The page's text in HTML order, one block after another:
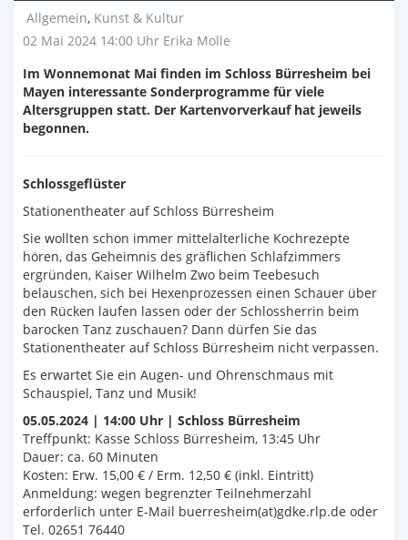
Allgemein, Kunst & Kultur
02 Mai 2024 14:00 Uhr Erika Molle
Im Wonnemonat Mai finden im Schloss Bürresheim bei
Mayen interessante Sonderprogramme für viele
Altersgruppen statt. Der Kartenvorverkauf hat jeweils
begonnen.
Schlossgeflüster
Stationentheater auf Schloss Bürresheim
Sie wollten schon immer mittelalterliche Kochrezepte
hören, das Geheimnis des gräflichen Schlafzimmers
ergründen, Kaiser Wilhelm Zwo beim Teebesuch
belauschen, sich bei Hexenprozessen einen Schauer über
den Rücken laufen lassen oder der Schlossherrin beim
barocken Tanz zuschauen? Dann dürfen Sie das
Stationentheater auf Schloss Bürresheim nicht verpassen.
Es erwartet Sie ein Augen- und Ohrenschmaus mit
Schauspiel, Tanz und Musik!
05.05.2024 | 14:00 Uhr | Schloss Bürresheim
Treffpunkt: Kasse Schloss Bürresheim, 13:45 Uhr
Dauer: ca. 60 Minuten
Kosten: Erw. 15,00 € / Erm. 12,50 € (inkl. Eintritt)
Anmeldung: wegen begrenzter Teilnehmerzahl
erforderlich unter E-Mail buerresheim(at)gdke.rlp.de oder
Tel. 02651 76440